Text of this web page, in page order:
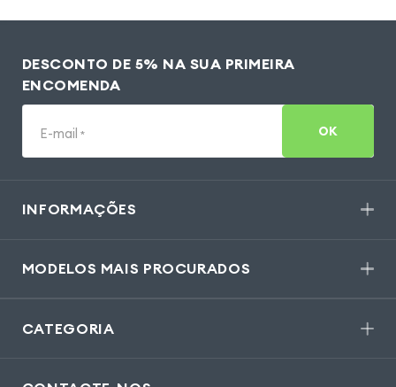
DESCONTO DE 5% NA SUA PRIMEIRA
ENCOMENDA
E-mail * OK
INFORMAÇÕES
MODELOS MAIS PROCURADOS
CATEGORIA